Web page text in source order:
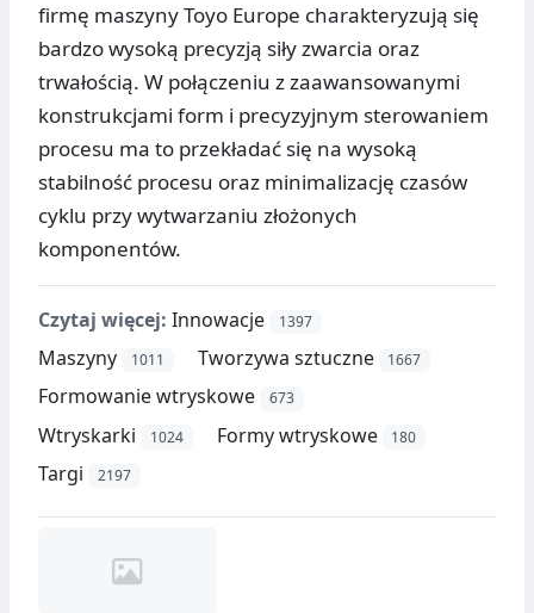
firmę maszyny Toyo Europe charakteryzują się
bardzo wysoką precyzją siły zwarcia oraz
trwałością. W połączeniu z zaawansowanymi
konstrukcjami form i precyzyjnym sterowaniem
procesu ma to przekładać się na wysoką
stabilność procesu oraz minimalizację czasów
cyklu przy wytwarzaniu złożonych
komponentów.
Czytaj więcej: Innowacje 1397
Maszyny 1011 Tworzywa sztuczne 1667
Formowanie wtryskowe 673
Wtryskarki 1024 Formy wtryskowe 180
Targi 2197